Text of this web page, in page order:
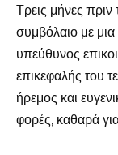
Τρεις μήνες
συμβόλαιο με
υπεύθυνος
επικεφαλής του
ήρεμος και
φορές, καθαρά